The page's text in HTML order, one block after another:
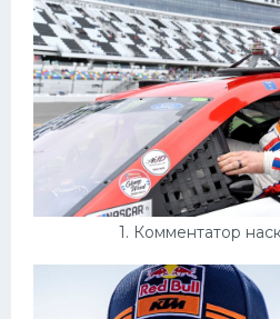
1. Комментатор
КатегорииФото
Много картинок...
Футбол